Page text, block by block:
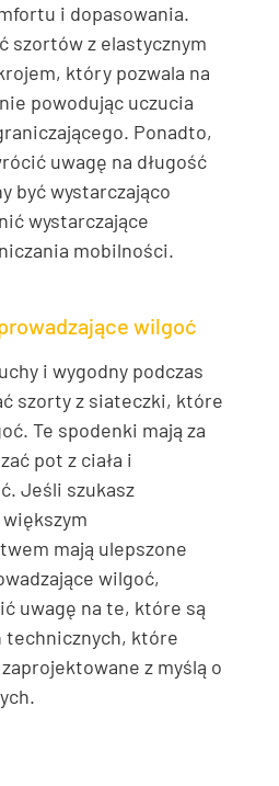
i dopasowania.
szortów z elastycznym
który pozwala na
powodując uczucia
Ponadto,
uwagę na długość
być wystarczająco
wystarczające
mobilności.
wilgoć
i wygodny podczas
szorty z siateczki, które
Te spodenki mają za
pot z ciała i
Jeśli szukasz
mają ulepszone
wilgoć,
uwagę na te, które są
technicznych, które
z myślą o